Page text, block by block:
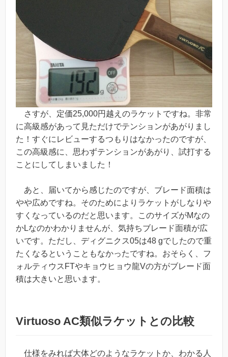
さすが、定価25,000円越えのラケットですね。非常
に高級感があって見ただけでテンションがあがりまし
た！すぐにレビューするつもりはなかったのですが、
この高級感に、思わずテンションがあがり、試打する
ことにしてしまいました！
あと、届いてから感じたのですが、ブレード面積は
やや広めですね。そのためによりラケットがしなりや
すくなっているのだと思います。このサイズがMなの
かLなのかわかりませんが、気持ちブレード面積が広
いです。ただし、ディグニクス05は48 gでしたので重
たくなるということもなかったですね。おそらく、フ
ォルティウスFTやキョウヒョウ龍Vの方がブレード面
積は大きいと思います。
Virtuoso AC類似ラケットとの比較
仕様をみれば大体どのようなラケットか、わかる人